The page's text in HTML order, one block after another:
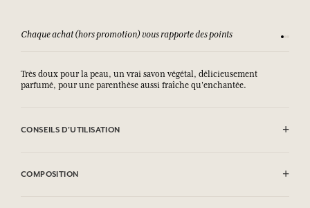
Chaque achat (hors promotion) vous rapporte des points
Très doux pour la peau, un vrai savon végétal, délicieusement
parfumé, pour une parenthèse aussi fraîche qu'enchantée.
CONSEILS D'UTILISATION
COMPOSITION